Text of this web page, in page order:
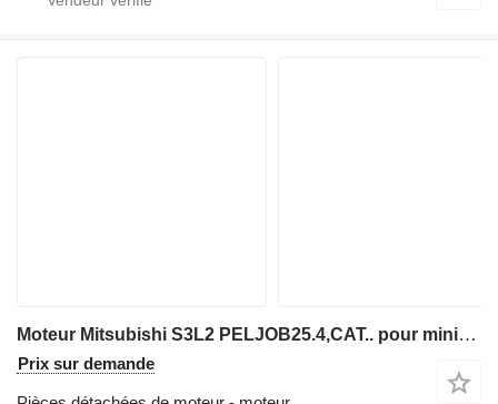
Moteur Mitsubishi S3L2 PELJOB25.4,CAT.. pour mini-pelle Volvo EC25 - EC30
Prix sur demande